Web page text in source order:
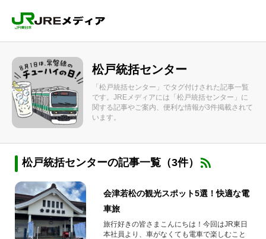
松戸統括センター
「松戸統括センター」でタグ付けされた記事一覧
です。JREメディアには「松戸統括センター」に
関する記事やご案内、便利な情報が3件掲載されて
います。
松戸統括センターの記事一覧（3件）
会津若松の観光スポット5選！快適な電
車旅
旅行好きの皆さまこんにちは！今回はJR東日
本社員より、車がなくても電車で楽しむこと